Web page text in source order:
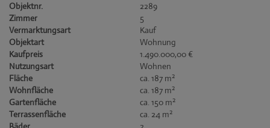
Objektnr.
2289
Zimmer
5
Vermarktungsart
Kauf
Objektart
Wohnung
Kaufpreis
1.490.000,00 €
Nutzungsart
Wohnen
Fläche
ca. 187 m2
Wohnfläche ca. 187 m2
Gartenfläche ca. 150 m2
Terrassenfläche ca. 24 m2